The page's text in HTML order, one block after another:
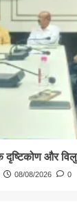
दृष्टिकोण और
08/08/2026 0